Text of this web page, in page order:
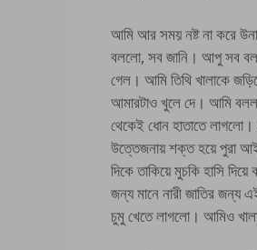
আমি আর সময় নষ্ট না করে
বললো, সব জানি। আপু সব
গেল। আমি তিথি খালাকে
আমারটাও খুলে দে। আমি
থেকেই ধোন হাতাতে লাগলো।
উত্তেজনায় শক্ত হয়ে পুরা
দিকে তাকিয়ে মুচকি হাসি
জন্য মানে নারী জাতির জন্য
চুমু খেতে লাগলো। আমিও